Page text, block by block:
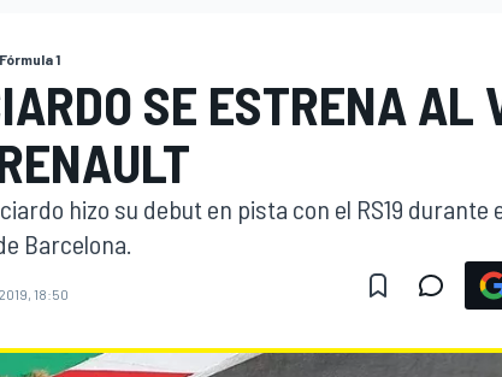
Fórmula 1
SE ESTRENA AL
hizo su debut en pista con el RS19
Barcelona.
18:50